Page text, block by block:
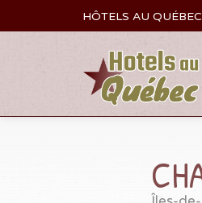
HÔTELS AU QUÉBEC